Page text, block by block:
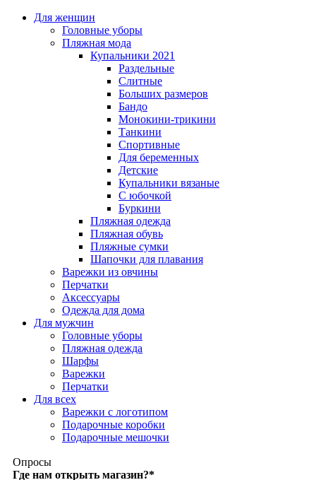
Для женщин
Головные уборы
Пляжная мода
Купальники 2021
Раздельные
Слитные
Больших размеров
Бандо
Монокини-трикини
Танкини
Спортивные
Для беременных
Детские
Купальники вязаные
С юбочкой
Буркини
Пляжная одежда
Пляжная обувь
Пляжные сумки
Шапочки для плавания
Варежки из овчины
Перчатки
Аксессуары
Одежда для дома
Для мужчин
Головные уборы
Пляжная одежда
Шарфы
Варежки
Перчатки
Для всех
Варежки с логотипом
Подарочные коробки
Подарочные мешочки
Опросы
Где нам открыть магазин?*